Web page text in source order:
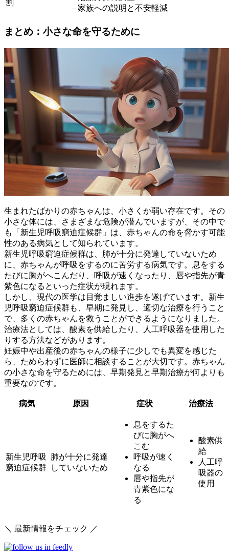
割
– 家族への説明と不安軽減
まとめ：小さな命を守るために
生まれたばかりの赤ちゃんは、小さくか弱い存在です。その
小さな体には、さまざまな危険が潜んでいますが、その中で
も「新生児呼吸窮迫症候群」は、赤ちゃんの命を脅かす可能
性のある病気として知られています。
新生児呼吸窮迫症候群は、肺が十分に発達していないため
に、赤ちゃんが呼吸をするのに苦労する病気です。息をする
たびに胸がへこんだり、呼吸が速くなったり、唇や指先が青
紫色になるといった症状が現れます。
しかし、現代の医学は目覚ましい進歩を遂げています。新生
児呼吸窮迫症候群も、早期に発見し、適切な治療を行うこと
で、多くの赤ちゃんを救うことができるようになりました。
治療法としては、酸素を供給したり、人工呼吸器を使用した
りする方法などがあります。
妊娠中や出産後の赤ちゃんの様子に少しでも異変を感じた
ら、ためらわずに医師に相談することが大切です。 赤ちゃん
の小さな命を守るためには、早期発見と早期治療が何よりも
重要なのです。
病気 原因 症状 治療法
新生児呼吸
窮迫症候群
肺が十分に発達
していないため
息をするた
びに胸がへ
こむ
呼吸が速く
なる
唇や指先が
青紫色にな
る
酸素供
給
人工呼
吸器の
使用
＼ 最新情報をチェック ／